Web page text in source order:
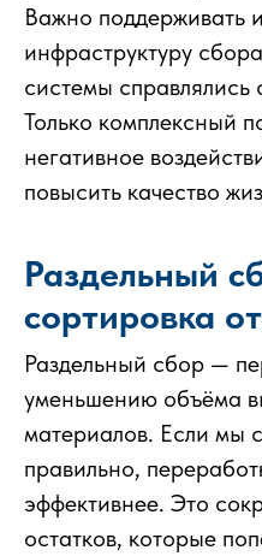
Важно поддерживать
инфраструктуру
системы
Только комплексный
негативное
повысить качество
Раздельный
сортировка
Раздельный сбор —
уменьшению объёма
материалов. Если мы
правильно,
эффективнее. Это
остатков, которые